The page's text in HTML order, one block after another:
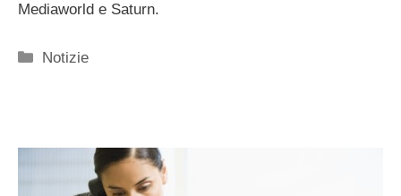
Mediaworld e Saturn.
Categorie
Notizie